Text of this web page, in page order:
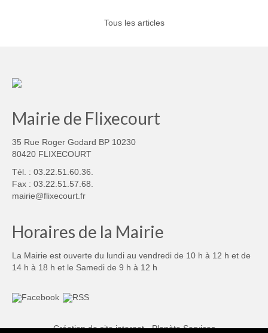
Tous les articles
Mairie de Flixecourt
35 Rue Roger Godard BP 10230
80420 FLIXECOURT
Tél. : 03.22.51.60.36.
Fax : 03.22.51.57.68.
mairie@flixecourt.fr
Horaires de la Mairie
La Mairie est ouverte du lundi au vendredi de 10 h à 12 h et de
14 h à 18 h et le Samedi de 9 h à 12 h
Création de site internet - Planète Services